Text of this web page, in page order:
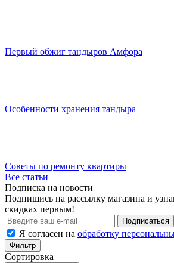
Первый обжиг тандыров Амфора
Особенности хранения тандыра
Советы по ремонту квартиры
Все статьи
Подписка на новости
Подпишись на рассылку магазина и
скидках первым!
Подписаться
Я согласен на обработку
Фильтр
Сортировка